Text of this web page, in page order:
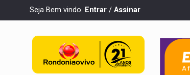
Seja Bem vindo. Entrar / Assinar